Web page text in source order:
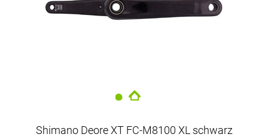
Shimano Deore XT FC-M8100 XL schwarz